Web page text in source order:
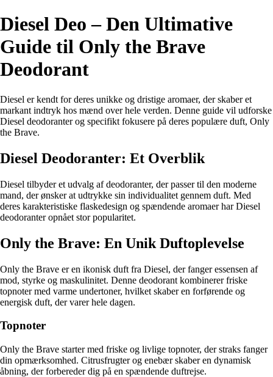
Diesel Deo – Den Ultimative
Guide til Only the Brave
Deodorant
Diesel er kendt for deres unikke og dristige aromaer, der skaber et
markant indtryk hos mænd over hele verden. Denne guide vil udforske
Diesel deodoranter og specifikt fokusere på deres populære duft, Only
the Brave.
Diesel Deodoranter: Et Overblik
Diesel tilbyder et udvalg af deodoranter, der passer til den moderne
mand, der ønsker at udtrykke sin individualitet gennem duft. Med
deres karakteristiske flaskedesign og spændende aromaer har Diesel
deodoranter opnået stor popularitet.
Only the Brave: En Unik Duftoplevelse
Only the Brave er en ikonisk duft fra Diesel, der fanger essensen af
mod, styrke og maskulinitet. Denne deodorant kombinerer friske
topnoter med varme undertoner, hvilket skaber en forførende og
energisk duft, der varer hele dagen.
Topnoter
Only the Brave starter med friske og livlige topnoter, der straks fanger
din opmærksomhed. Citrusfrugter og enebær skaber en dynamisk
åbning, der forbereder dig på en spændende duftrejse.